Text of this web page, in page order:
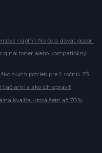
náplň? Na čo si dávať pozor!
toner alebo kompatibilný:
potrieb pre 1. ročník ZŠ
tlačiarní a ako ich opraviť
kvalita, ktorá šetrí až 70 %